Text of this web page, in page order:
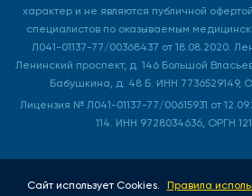
характер и не являются публичной
специалистов по оказываемым
Л041-01137-77/00368437 от 18.08.2020.
Ленинский проспект, д. 146 Большой
Бабушкина, д. 48 Б. ИНН 7736529149,
Лицензия № Л041-01137-77/00615931 от
114. ИНН 9728034636, ОРГН
Сайт использует Cookies. Правила
ВЫЗОВ ВРАЧА НА ДОМ